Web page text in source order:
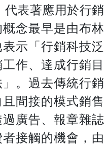
代表著應用於行銷
念最早是由布林
示「行銷科技泛
作、達成行銷目
。過去傳統行銷
間接的模式銷售
廣告、報章雜誌
接觸的機會，由